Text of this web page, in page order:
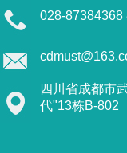
028-87384368
四川省成都市
代"13栋B-802